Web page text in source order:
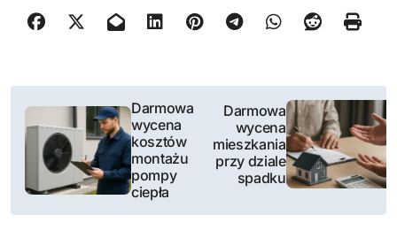
N
i
Darmowa
wycena
kosztów
montażu
pompy
ciepła
Darmowa
wycena
mieszkania
przy dziale
spadku